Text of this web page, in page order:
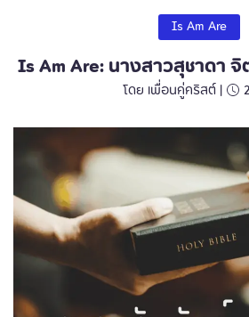
Is Am Are
Is Am Are: นางสาวสุชาดา
โดย เพื่อนคู่คริสต์ | 2